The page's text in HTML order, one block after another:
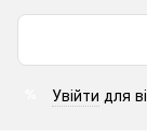
Увійти для